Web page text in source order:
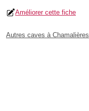
Améliorer cette fiche
Autres caves à Chamalières